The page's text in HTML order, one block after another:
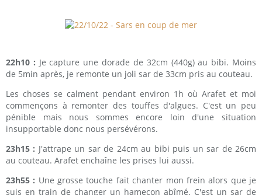
22h10 : Je capture une dorade de 32cm (440g) au bibi. Moins
de 5min après, je remonte un joli sar de 33cm pris au couteau.
Les choses se calment pendant environ 1h où Arafet et moi
commençons à remonter des touffes d'algues. C'est un peu
pénible mais nous sommes encore loin d'une situation
insupportable donc nous persévérons.
23h15 : J'attrape un sar de 24cm au bibi puis un sar de 26cm
au couteau. Arafet enchaîne les prises lui aussi.
23h55 : Une grosse touche fait chanter mon frein alors que je
suis en train de changer un hameçon abîmé. C'est un sar de